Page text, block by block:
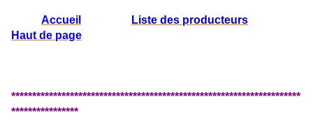
Accueil
Liste des producteurs
Haut de page
*********************************************************************
****************